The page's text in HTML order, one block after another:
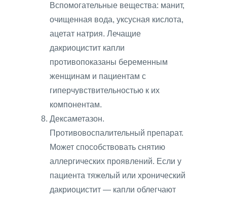
Вспомогательные вещества: манит,
очищенная вода, уксусная кислота,
ацетат натрия. Лечащие
дакриоцистит капли
противопоказаны беременным
женщинам и пациентам с
гиперчувствительностью к их
компонентам.
Дексаметазон.
Противовоспалительный препарат.
Может способствовать снятию
аллергических проявлений. Если у
пациента тяжелый или хронический
дакриоцистит — капли облегчают